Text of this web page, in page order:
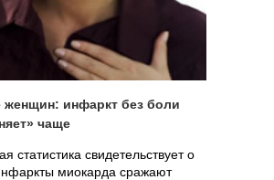
женщин: инфаркт без боли
чаще
статистика свидетельствует о
миокарда сражают